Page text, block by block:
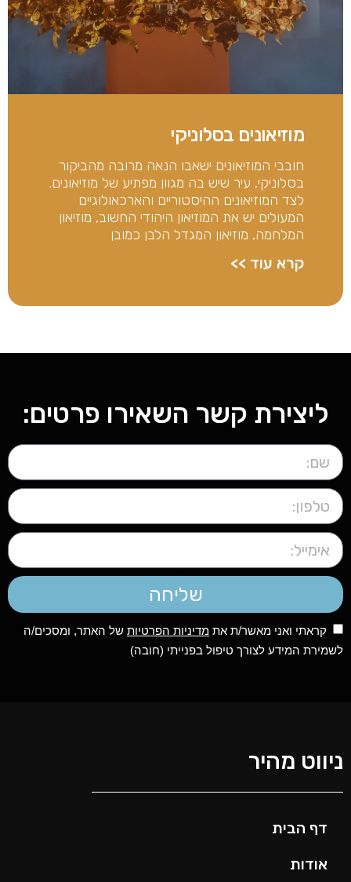
מוזיאונים בסלוניקי
חובבי המוזיאונים ישאבו הנאה מרובה מהביקור
בסלוניקי, עיר שיש בה מגוון מפתיע של מוזיאונים.
לצד המוזיאונים ההיסטוריים והארכאולוגיים
המעולים יש את המוזיאון היהודי החשוב, מוזיאון
המלחמה, מוזיאון המגדל הלבן כמובן
קרא עוד >>
ליצירת קשר השאירו פרטים:
שליחה
קראתי ואני מאשר/ת את מדיניות הפרטיות של האתר, ומסכים/ה
לשמירת המידע לצורך טיפול בפנייתי (חובה)
ניווט מהיר
דף הבית
אודות